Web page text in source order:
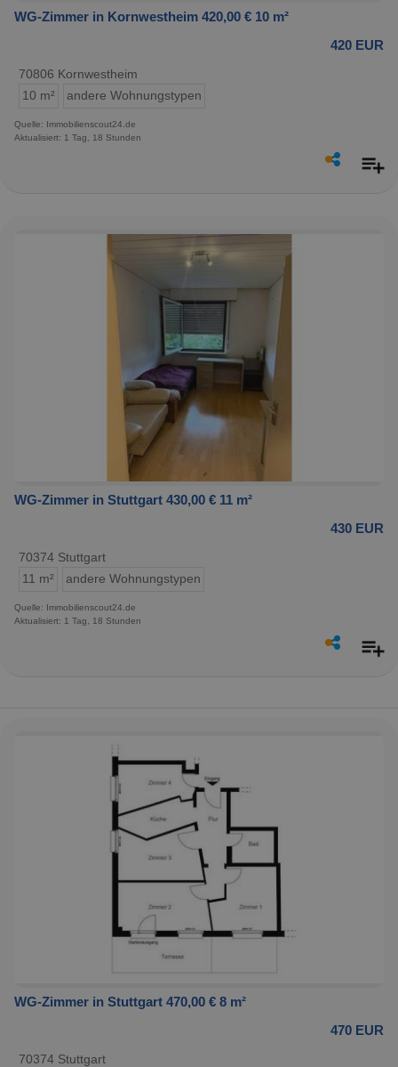
WG-Zimmer in Kornwestheim 420,00 € 10 m²
420 EUR
70806 Kornwestheim
10 m²
andere Wohnungstypen
Quelle: Immobilienscout24.de
Aktualisiert: 1 Tag, 18 Stunden
WG-Zimmer in Stuttgart 430,00 € 11 m²
430 EUR
70374 Stuttgart
11 m²
andere Wohnungstypen
Quelle: Immobilienscout24.de
Aktualisiert: 1 Tag, 18 Stunden
WG-Zimmer in Stuttgart 470,00 € 8 m²
470 EUR
70374 Stuttgart